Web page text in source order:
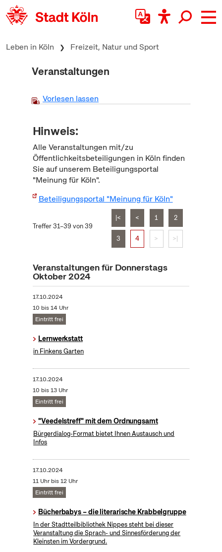
zum Inhalt springen
Leben in Köln Freizeit, Natur und Sport
Veranstaltungen
Vorlesen lassen
Hinweis:
Alle Veranstaltungen mit/zu
Öffentlichkeitsbeteiligungen in Köln finden
Sie auf unserem Beteiligungsportal
"Meinung für Köln".
Beteiligungsportal "Meinung für Köln"
Treffer 31–39 von 39
|< < 1 2
3 4 > >|
Veranstaltungen für Donnerstags
Oktober 2024
17.10.2024
10 bis 14 Uhr
Eintritt frei
Lernwerkstatt
in Finkens Garten
17.10.2024
10 bis 13 Uhr
Eintritt frei
"Veedelstreff" mit dem Ordnungsamt
Bürgerdialog-Format bietet Ihnen Austausch und
Infos
17.10.2024
11 Uhr bis 12 Uhr
Eintritt frei
Bücherbabys – die literarische Krabbelgruppe
In der Stadtteilbibliothek Nippes steht bei dieser
Veranstaltung die Sprach- und Sinnesförderung der
Kleinsten im Vordergrund.